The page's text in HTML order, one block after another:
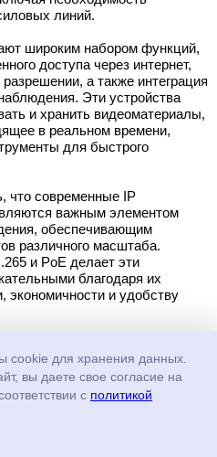
линий.
широким набором функций,
доступа через интернет,
а также интеграция
Эти устройства
и хранить видеоматериалы,
в реальном времени,
для быстрого
что современные IP
важным элементом
обеспечивающим
различного масштаба.
и PoE делает эти
благодаря их
экономичности и удобству
cookie для хранения данных.
вы даете свое согласие на
с политикой